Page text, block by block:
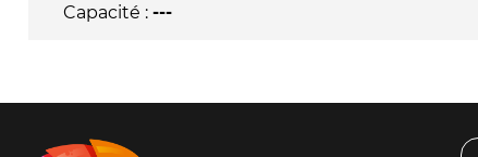
Capacité : ---